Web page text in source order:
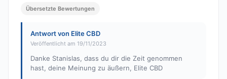
Übersetzte Bewertungen
Antwort von Elite CBD
Veröffentlicht am 19/11/2023
Danke Stanislas, dass du dir die Zeit genommen
hast, deine Meinung zu äußern, Elite CBD